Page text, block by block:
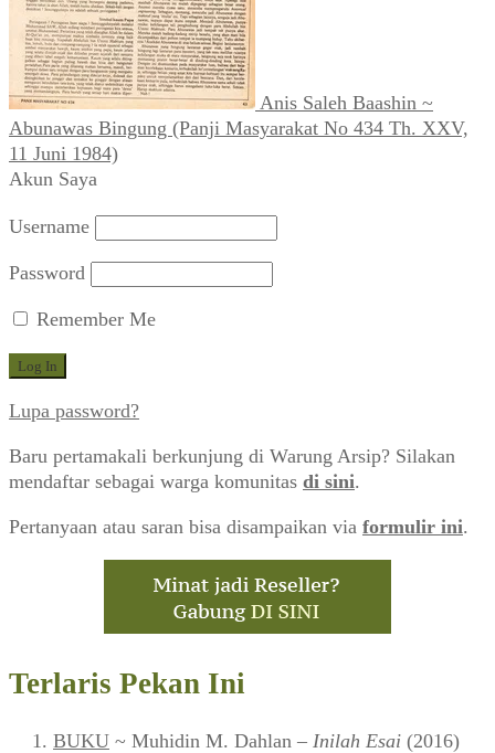
Anis Saleh Baashin ~
Abunawas Bingung (Panji Masyarakat No 434 Th. XXV,
11 Juni 1984)
Akun Saya
Username
Password
Remember Me
Lupa password?
Baru pertamakali berkunjung di Warung Arsip? Silakan
mendaftar sebagai warga komunitas di sini.
Pertanyaan atau saran bisa disampaikan via formulir ini.
Terlaris Pekan Ini
BUKU ~ Muhidin M. Dahlan – Inilah Esai (2016)